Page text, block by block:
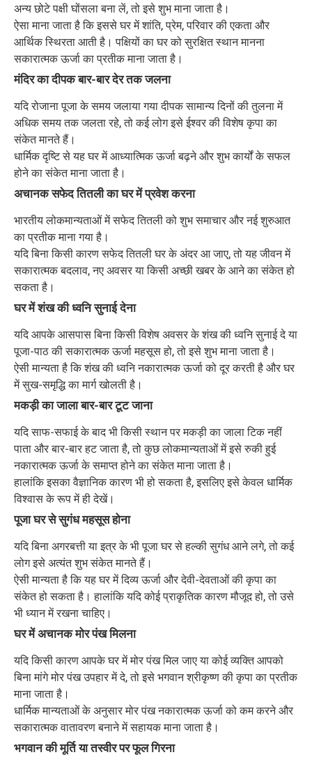
अन्य छोटे पक्षी घोंसला बना लें, तो इसे शुभ माना जाता है।
ऐसा माना जाता है कि इससे घर में शांति, प्रेम, परिवार की एकता और
आर्थिक स्थिरता आती है। पक्षियों का घर को सुरक्षित स्थान मानना
सकारात्मक ऊर्जा का प्रतीक माना जाता है।
मंदिर का दीपक बार-बार देर तक जलना
यदि रोजाना पूजा के समय जलाया गया दीपक सामान्य दिनों की तुलना में
अधिक समय तक जलता रहे, तो कई लोग इसे ईश्वर की विशेष कृपा का
संकेत मानते हैं।
धार्मिक दृष्टि से यह घर में आध्यात्मिक ऊर्जा बढ़ने और शुभ कार्यों के सफल
होने का संकेत माना जाता है।
अचानक सफेद तितली का घर में प्रवेश करना
भारतीय लोकमान्यताओं में सफेद तितली को शुभ समाचार और नई शुरुआत
का प्रतीक माना गया है।
यदि बिना किसी कारण सफेद तितली घर के अंदर आ जाए, तो यह जीवन में
सकारात्मक बदलाव, नए अवसर या किसी अच्छी खबर के आने का संकेत हो
सकता है।
घर में शंख की ध्वनि सुनाई देना
यदि आपके आसपास बिना किसी विशेष अवसर के शंख की ध्वनि सुनाई दे या
पूजा-पाठ की सकारात्मक ऊर्जा महसूस हो, तो इसे शुभ माना जाता है।
ऐसी मान्यता है कि शंख की ध्वनि नकारात्मक ऊर्जा को दूर करती है और घर
में सुख-समृद्धि का मार्ग खोलती है।
मकड़ी का जाला बार-बार टूट जाना
यदि साफ-सफाई के बाद भी किसी स्थान पर मकड़ी का जाला टिक नहीं
पाता और बार-बार हट जाता है, तो कुछ लोकमान्यताओं में इसे रुकी हुई
नकारात्मक ऊर्जा के समाप्त होने का संकेत माना जाता है।
हालांकि इसका वैज्ञानिक कारण भी हो सकता है, इसलिए इसे केवल धार्मिक
विश्वास के रूप में ही देखें।
पूजा घर से सुगंध महसूस होना
यदि बिना अगरबत्ती या इत्र के भी पूजा घर से हल्की सुगंध आने लगे, तो कई
लोग इसे अत्यंत शुभ संकेत मानते हैं।
ऐसी मान्यता है कि यह घर में दिव्य ऊर्जा और देवी-देवताओं की कृपा का
संकेत हो सकता है। हालांकि यदि कोई प्राकृतिक कारण मौजूद हो, तो उसे
भी ध्यान में रखना चाहिए।
घर में अचानक मोर पंख मिलना
यदि किसी कारण आपके घर में मोर पंख मिल जाए या कोई व्यक्ति आपको
बिना मांगे मोर पंख उपहार में दे, तो इसे भगवान श्रीकृष्ण की कृपा का प्रतीक
माना जाता है।
धार्मिक मान्यताओं के अनुसार मोर पंख नकारात्मक ऊर्जा को कम करने और
सकारात्मक वातावरण बनाने में सहायक माना जाता है।
भगवान की मूर्ति या तस्वीर पर फूल गिरना